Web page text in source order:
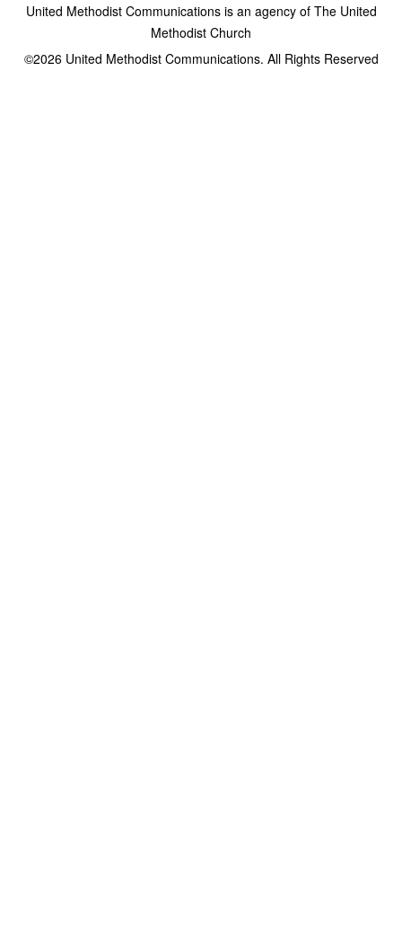
United Methodist Communications is an agency of The United
Methodist Church
©2026United Methodist Communications. All Rights Reserved